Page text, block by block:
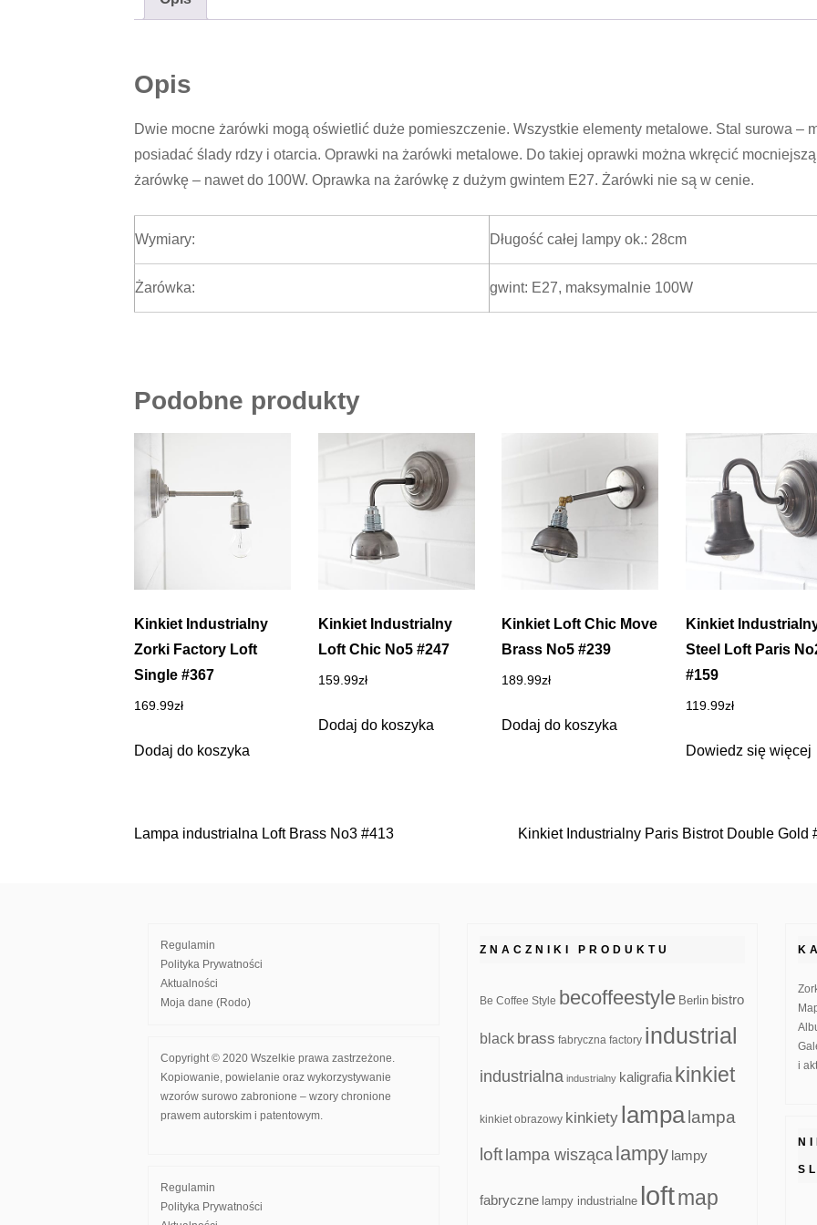
Opis
Dwie mocne żarówki mogą oświetlić duże pomieszczenie. Wszystkie elementy metalowe. Stal surowa –
posiadać ślady rdzy i otarcia. Oprawki na żarówki metalowe. Do takiej oprawki można wkręcić mocniejszą
żarówkę – nawet do 100W. Oprawka na żarówkę z dużym gwintem E27. Żarówki nie są w cenie.
Wymiary: Długość całej lampy ok.: 28cm
Żarówka: gwint: E27, maksymalnie 100W
Podobne produkty
Kinkiet Industrialny
Zorki Factory Loft
Single #367
169.99zł
Dodaj do koszyka
Kinkiet Industrialny
Loft Chic No5 #247
159.99zł
Dodaj do koszyka
Kinkiet Loft Chic Move
Brass No5 #239
189.99zł
Dodaj do koszyka
Kinkiet
Steel Loft Paris
#159
119.99zł
Dowiedz się więcej
Nawigacja
Lampa industrialna Loft Brass No3 #413 Kinkiet Industrialny Paris Bistrot Double Gold
Regulamin
Polityka Prywatności
Aktualności
Moja dane (Rodo)
Copyright © 2020 Wszelkie prawa zastrzeżone.
Kopiowanie, powielanie oraz wykorzystywanie
wzorów surowo zabronione – wzory chronione
prawem autorskim i patentowym.
Regulamin
Polityka Prywatności
ZNACZNIKI PRODUKTU
Be Coffee Style becoffeestyle Berlin bistro
black brass fabryczna factory industrial
industrialna industrialny kaligrafia kinkiet
kinkiet obrazowy kinkiety lampa lampa
loft lampa wisząca lampy lampy
fabryczne lampy industrialne loftmap
i